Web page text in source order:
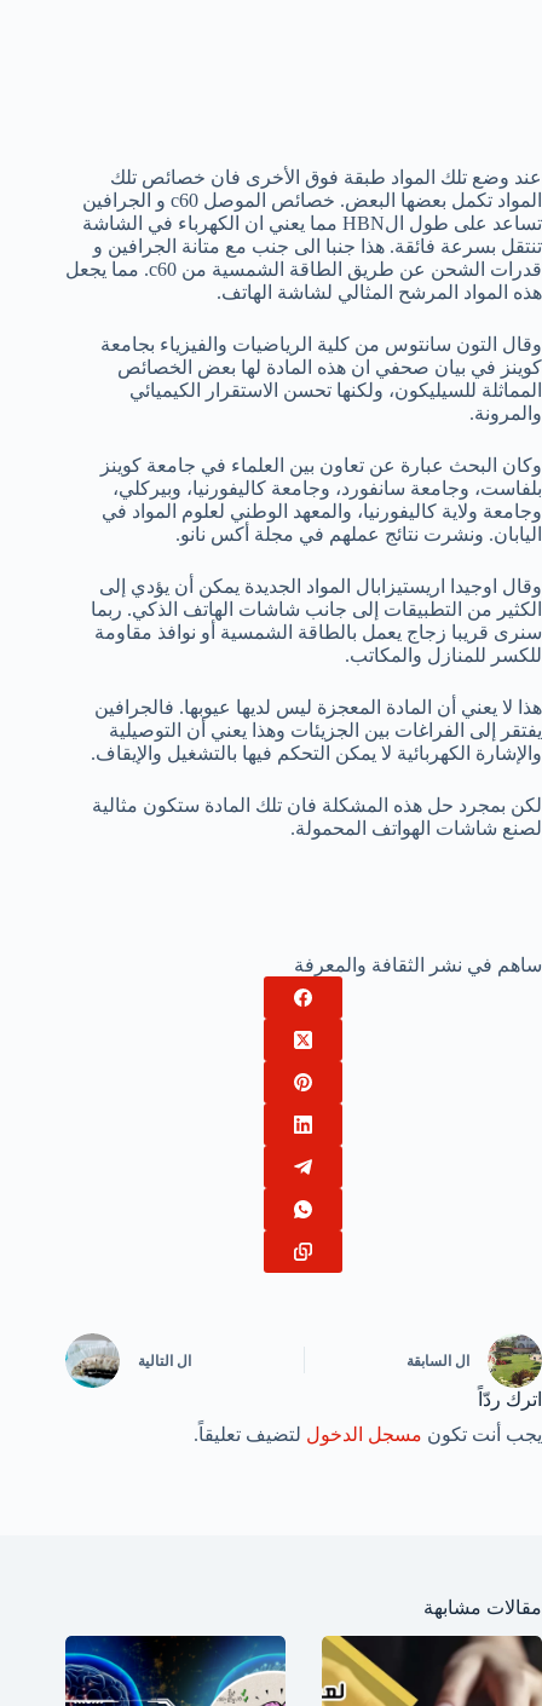
عند وضع تلك المواد طبقة فوق الأخرى فان خصائص تلك
المواد تكمل بعضها البعض. خصائص الموصل c60 و الجرافين
تساعد على طول الHBN مما يعني ان الكهرباء في الشاشة
تنتقل بسرعة فائقة. هذا جنبا الى جنب مع متانة الجرافين و
قدرات الشحن عن طريق الطاقة الشمسية من c60. مما يجعل
هذه المواد المرشح المثالي لشاشة الهاتف.
وقال التون سانتوس من كلية الرياضيات والفيزياء بجامعة
كوينز في بيان صحفي ان هذه المادة لها بعض الخصائص
المماثلة للسيليكون، ولكنها تحسن الاستقرار الكيميائي
والمرونة.
وكان البحث عبارة عن تعاون بين العلماء في جامعة كوينز
بلفاست، وجامعة سانفورد، وجامعة كاليفورنيا، وبيركلي،
وجامعة ولاية كاليفورنيا، والمعهد الوطني لعلوم المواد في
اليابان. ونشرت نتائج عملهم في مجلة أكس نانو.
وقال اوجيدا اريستيزابال المواد الجديدة يمكن أن يؤدي إلى
الكثير من التطبيقات إلى جانب شاشات الهاتف الذكي. ربما
سنرى قريبا زجاج يعمل بالطاقة الشمسية أو نوافذ مقاومة
للكسر للمنازل والمكاتب.
هذا لا يعني أن المادة المعجزة ليس لديها عيوبها. فالجرافين
يفتقر إلى الفراغات بين الجزيئات وهذا يعني أن التوصيلية
والإشارة الكهربائية لا يمكن التحكم فيها بالتشغيل والإيقاف.
لكن بمجرد حل هذه المشكلة فان تلك المادة ستكون مثالية
لصنع شاشات الهواتف المحمولة.
ساهم في نشر الثقافة والمعرفة
ال السابقة ال التالية
اترك ردّاً
يجب أنت تكون مسجل الدخول لتضيف تعليقاً.
مقالات مشابهة